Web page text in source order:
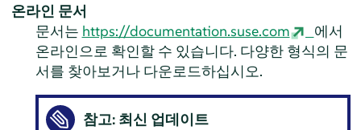
온라인 문서
문서는 https://documentation.suse.com
에서
온라인으로 확인할 수 있습니다. 다양한 형식의 문
서를 찾아보거나 다운로드하십시오.
참고: 최신 업데이트